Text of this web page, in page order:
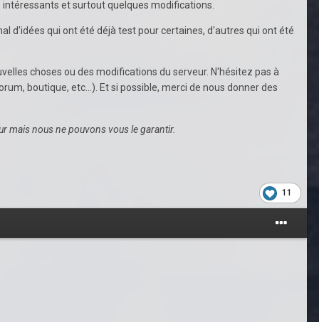
intéressants et surtout quelques modifications.
d'idées qui ont été déjà test pour certaines, d'autres qui ont été
choses ou des modifications du serveur. N'hésitez pas à
boutique, etc...). Et si possible, merci de nous donner des
mais nous ne pouvons vous le garantir.
11